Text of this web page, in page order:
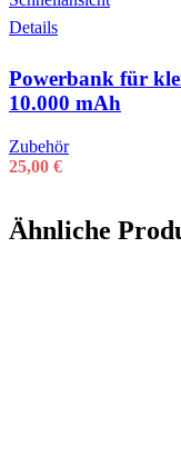
Details
Powerbank für
10.000 mAh
Zubehör
25,00 €
Ähnliche